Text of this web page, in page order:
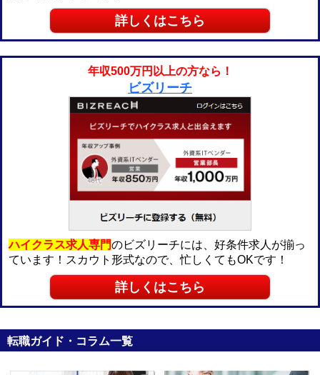
詳しくはこちら
年収500万円以上の方なら！
ビズリーチ
ハイクラス求人専門のビズリーチには、好条件求人が揃っ
ています！スカウト形式なので、忙しくてもOKです！
詳しくはこちら
転職ガイド・コラム一覧